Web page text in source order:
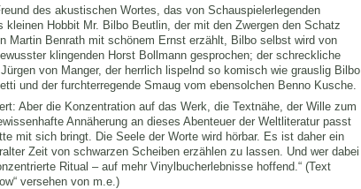
des akustischen Wortes, das von Schauspielerlegenden
Hobbit Mr. Bilbo Beutlin, der mit den Zwergen den Schatz
Martin Benrath mit schönem Ernst erzählt, Bilbo selbst wird von
klingenden Horst Bollmann gesprochen; der schreckliche
von Manger, der herrlich lispelnd so komisch wie grauslig Bilbo
und der furchterregende Smaug vom ebensolchen Benno Kusche.
Aber die Konzentration auf das Werk, die Textnähe, der Wille zum
Annäherung an dieses Abenteuer der Weltliteratur passt
mit sich bringt. Die Seele der Worte wird hörbar. Es ist daher ein
Zeit von schwarzen Scheiben erzählen zu lassen. Und wer dabei
Ritual – auf mehr Vinylbucherlebnisse hoffend.“ (Text
versehen von m.e.)